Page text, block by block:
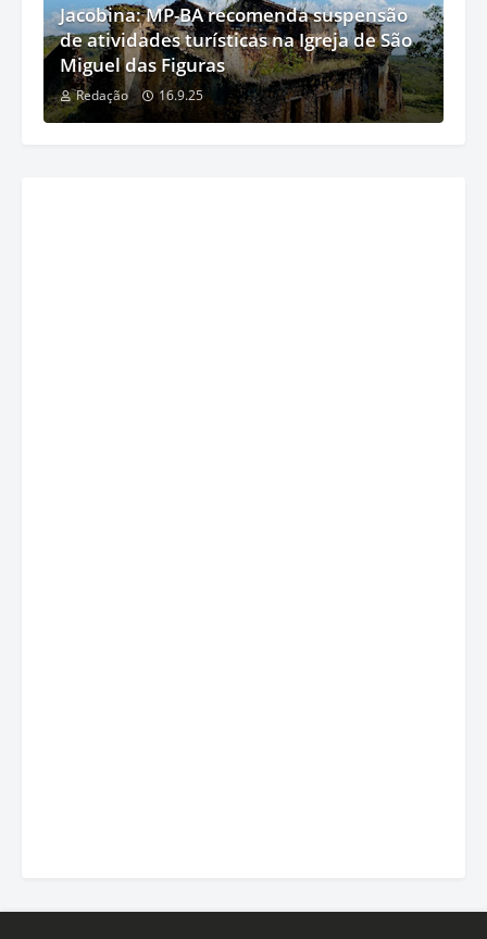
Jacobina: MP-BA recomenda suspensão
de atividades turísticas na Igreja de São
Miguel das Figuras
Redação 16.9.25